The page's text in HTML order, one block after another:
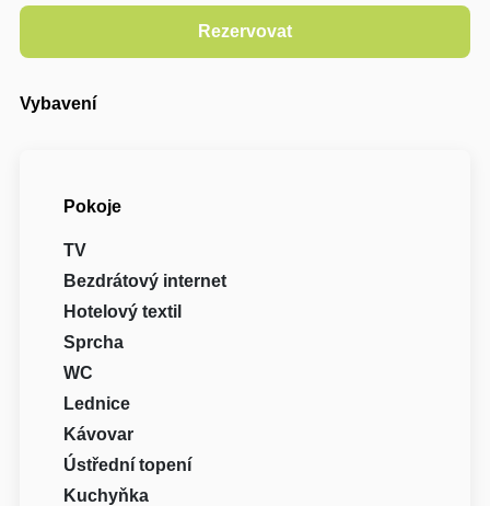
Vybavení
Pokoje
TV
Bezdrátový internet
Hotelový textil
Sprcha
WC
Lednice
Kávovar
Ústřední topení
Kuchyňka